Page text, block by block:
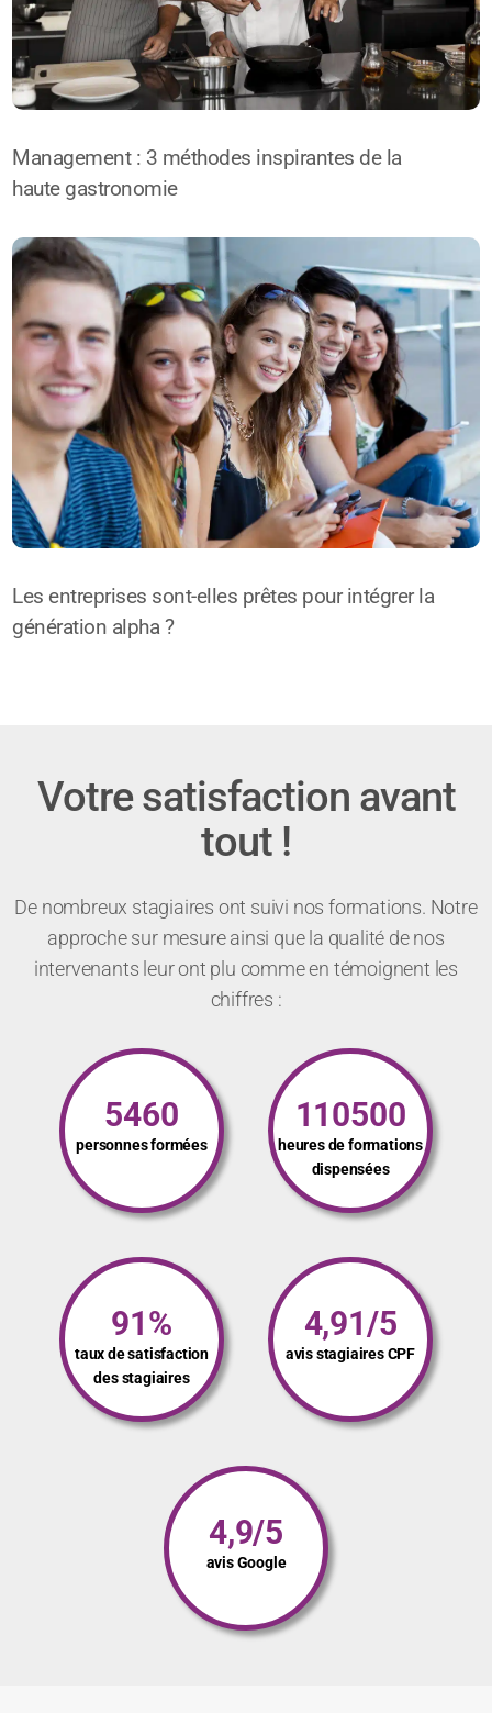
Management : 3 méthodes inspirantes de la
haute gastronomie
Les entreprises sont-elles prêtes pour intégrer la
génération alpha ?
Votre satisfaction avant
tout !
De nombreux stagiaires ont suivi nos formations. Notre
approche sur mesure ainsi que la qualité de nos
intervenants leur ont plu comme en témoignent les
chiffres :
5460
personnes formées
110500
heures de formations
dispensées
91%
taux de satisfaction
des stagiaires
4,91/5
avis stagiaires CPF
4,9/5
avis Google